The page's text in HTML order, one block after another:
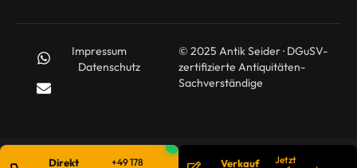
Impressum
Datenschutz
© 2025 Antik Seider · DGuSV-
zertifizierte Antiquitäten-
Sachverständige
Direkt +49 178 Verkauf
Jetzt